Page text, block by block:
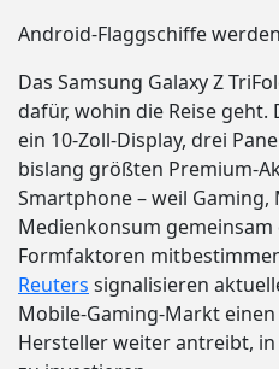
Android-Flaggschiffe
Das Samsung Galaxy Z
dafür, wohin die Reise
ein 10-Zoll-Display, drei
bislang größten Premium-
Smartphone – weil
Medienkonsum
Formfaktoren
Reuters signalisieren
Mobile-Gaming-Markt
Hersteller weiter antreibt,